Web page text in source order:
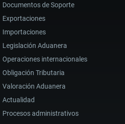
Documentos de Soporte
Exportaciones
Importaciones
Legislación Aduanera
Operaciones internacionales
Obligación Tributaria
Valoración Aduanera
Actualidad
Procesos administrativos